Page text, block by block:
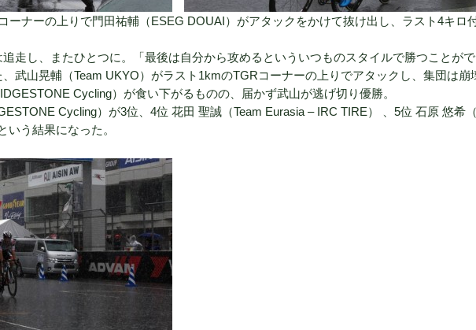
ーナーの上りで門田祐輔（ESEG DOUAI）がアタックをかけて抜け出し、ラスト4キロ
走し、またひとつに。「最後は自分から攻めるといういつものスタイルで勝つことが
武山晃輔（Team UKYO）がラスト1kmのTGRコーナーの上りでアタックし、集団は崩
Cycling） が食い下がるものの、届かず武山が逃げ切り優勝。
Cycling）が3位、 4位 花田 聖誠（Team Eurasia – IRC TIRE） 、5位 石原 悠希
いう結果になった。